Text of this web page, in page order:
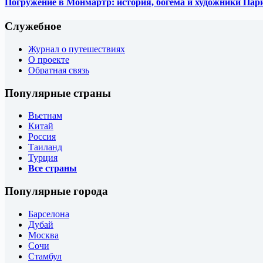
Погружение в Монмартр: история, богема и художники
Служебное
Журнал о путешествиях
О проекте
Обратная связь
Популярные страны
Вьетнам
Китай
Россия
Таиланд
Турция
Все страны
Популярные города
Барселона
Дубай
Москва
Сочи
Стамбул